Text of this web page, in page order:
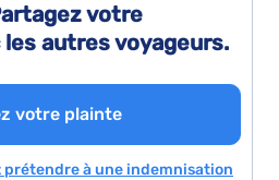
votre
autres voyageurs.
votre plainte
prétendre à une indemnisation